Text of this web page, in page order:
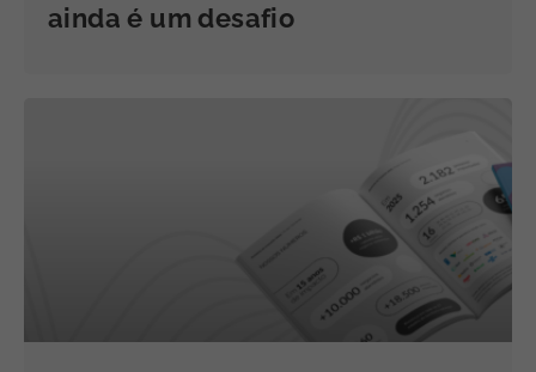
ainda é um desafio